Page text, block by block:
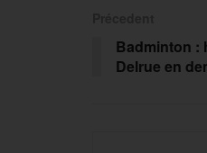
Badminton :
Delrue en